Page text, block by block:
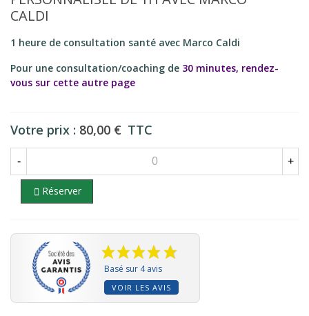
CALDI
1 heure de consultation santé avec Marco Caldi
Pour une consultation/coaching de 30 minutes, rendez-
vous sur cette autre page
Votre prix : 80,00 € TTC
- +
 Réserver
Basé sur 4 avis
VOIR LES AVIS